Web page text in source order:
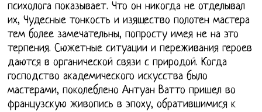
психолога показывает. Что он никогда не отделывал
их, Чудесные тонкость и изящество полотен мастера
тем более замечательны, попросту имея не на это
терпения. Сюжетные ситуации и переживания героев
даются в органической связи с природой. Когда
господство академического искусства было
мастерами, поколеблено Антуан Ватто пришел во
французскую живопись в эпоху, обратившимися к